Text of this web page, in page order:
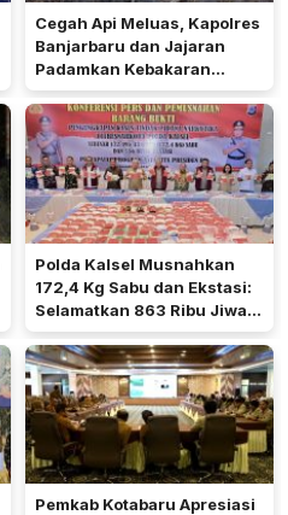
Cegah Api Meluas, Kapolres
Banjarbaru dan Jajaran
Padamkan Kebakaran
Lahan
Polda Kalsel Musnahkan
172,4 Kg Sabu dan Ekstasi:
Selamatkan 863 Ribu Jiwa
dan Hemat Biaya Rehab Rp.
4,3 Triliun
Pemkab Kotabaru Apresiasi